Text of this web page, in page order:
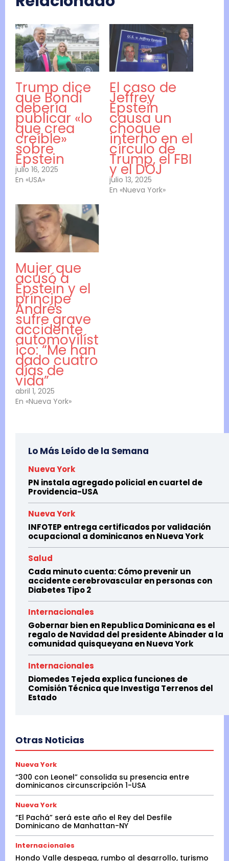
Trump dice
que Bondi
debería
publicar «lo
que crea
creíble»
sobre
Epstein
julio 16, 2025
En «USA»
El caso de
Jeffrey
Epstein
causa un
choque
interno en el
círculo de
Trump, el FBI
y el DOJ
julio 13, 2025
En «Nueva York»
Mujer que
acusó a
Epstein y el
príncipe
Andrés
sufre grave
accidente
automovilíst
ico: “Me han
dado cuatro
días de
vida”
abril 1, 2025
En «Nueva York»
Lo Más Leído de la Semana
Nueva York
PN instala agregado policial en cuartel de
Providencia-USA
Nueva York
INFOTEP entrega certificados por validación
ocupacional a dominicanos en Nueva York
Salud
Cada minuto cuenta: Cómo prevenir un
accidente cerebrovascular en personas con
Diabetes Tipo 2
Internacionales
Gobernar bien en Republica Dominicana es el
regalo de Navidad del presidente Abinader a la
comunidad quisqueyana en Nueva York
Internacionales
Diomedes Tejeda explica funciones de
Comisión Técnica que Investiga Terrenos del
Estado
Otras Noticias
Nueva York
“300 con Leonel” consolida su presencia entre
dominicanos circunscripción 1-USA
Nueva York
“El Pachá” será este año el Rey del Desfile
Dominicano de Manhattan-NY
Internacionales
Hondo Valle despega, rumbo al desarrollo, turismo